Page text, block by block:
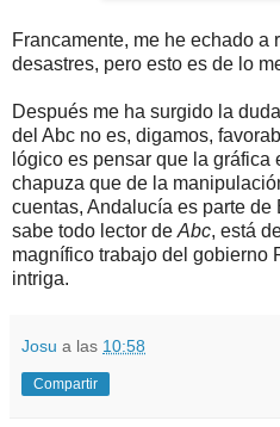
Francamente, me he echado a
desastres, pero esto es de lo
Después me ha surgido la
del Abc no es, digamos,
lógico es pensar que la gráfica
chapuza que de la
cuentas, Andalucía es parte de
sabe todo lector de Abc, está
magnífico trabajo del gobierno
intriga.
Josu a las 10:58
Compartir